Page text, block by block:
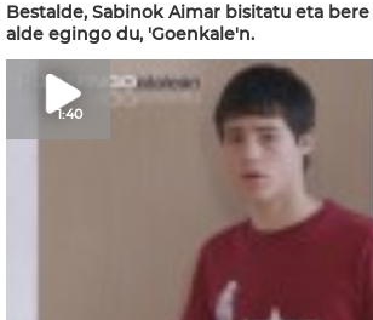
Bestalde, Sabinok Aimar bisitatu eta
alde egingo du, 'Goenkale'n.
1:40